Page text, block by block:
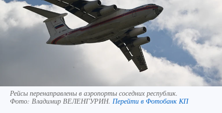
Рейсы перенаправлены в аэропорты соседних республик.
Фото: Владимир ВЕЛЕНГУРИН. Перейти в Фотобанк КП